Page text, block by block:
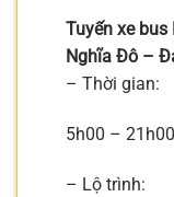
Tuyến xe bus
Nghĩa Đô –
– Thời gian:
5h00 –
– Lộ trình: